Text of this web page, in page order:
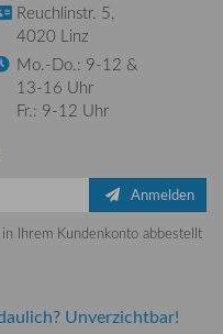
Reuchlinstr. 5,
4020 Linz
Mo.-Do.: 9-12 &
13-16 Uhr
Fr.: 9-12 Uhr
Anmelden
Ihrem Kundenkonto abbestellt
Unverzichtbar!